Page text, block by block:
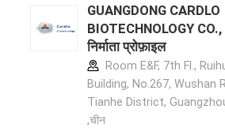
GUANGDONG CARDLO
BIOTECHNOLOGY CO.,
निर्माता प्रोफ़ाइल
Room E&F, 7th Fl.,
Building, No.267, Wushan
Tianhe District,
,चीन